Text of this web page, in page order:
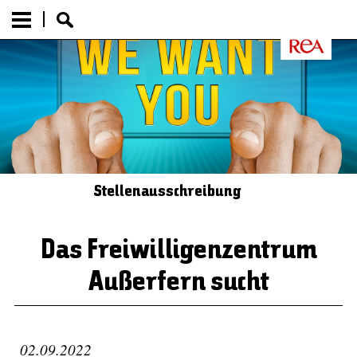
Stellenausschreibung
Das Freiwilligenzentrum
Außerfern sucht
02.09.2022